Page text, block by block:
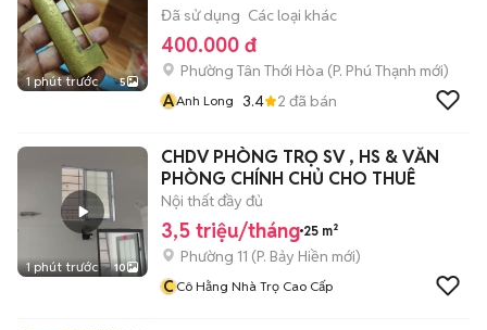
1 phút trước 5
Đã sử dụng Các loại khác
400.000 đ
Phường Tân Thới Hòa (P. Phú Thạnh mới)
AAnh Long 3.4 2 đã bán
1 phút trước 10
CHDV PHÒNG TRỌ SV , HS & VĂN
PHÒNG CHÍNH CHỦ CHO THUÊ
Nội thất đầy đủ
3,5 triệu/tháng 25 m²
Phường 11 (P. Bảy Hiền mới)
CCô Hằng Nhà Trọ Cao Cấp